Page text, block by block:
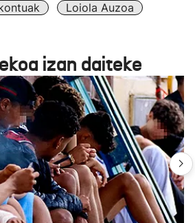
Loiola Auzoa
izan daiteke